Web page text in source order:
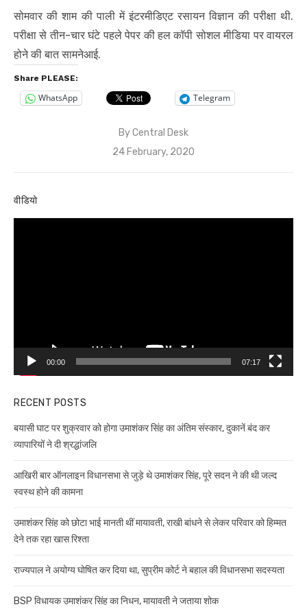
सोमवार की शाम की पाली में इंटरमीडिएट रसायन विज्ञान की परीक्षा थी.
परीक्षा से तीन-चार घंटे पहले पेपर की हल कॉपी सोशल मीडिया पर वायरल
होने की बात सामनेआई.
Share PLEASE:
WhatsApp Telegram
ByCentral Desk
Posted
24 February, 2020
वीडियो
00:00 07:17
RECENT POSTS
बयासी घाट पर शुक्रवार को होगा उमाशंकर सिंह का अंतिम संस्कार, दुकानें बंद कर
व्यापारियों ने दी श्रद्धांजलि
आखिरी बार ऑनलाइन विधानसभा से जुड़े थे उमाशंकर सिंह, पूरे सदन ने की थी जल्द
स्वस्थ होने की कामना
उमाशंकर सिंह को छोटा भाई मानती थीं मायावती, राखी बांधने से लेकर परिवार को हिम्मत
देने तक रहा खास रिश्ता
राज्यपाल ने अयोग्य घोषित कर दिया था, सुप्रीम कोर्ट ने बहाल की विधानसभा सदस्यता
BSP विधायक उमाशंकर सिंह का निधन, मायावती ने जताया शोक